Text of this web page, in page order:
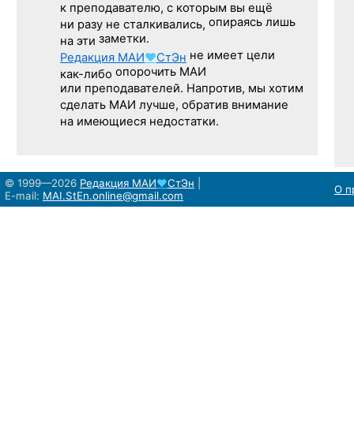
к преподавателю, с которым вы ещё
ни разу не сталкивались, опираясь лишь
на эти заметки.
Редакция МАИ♥СтЭн не имеет цели
как-либо опорочить МАИ
или преподавателей. Напротив, мы хотим
сделать МАИ лучше, обратив внимание
на имеющиеся недостатки.
© 1999—2026 Редакция МАИ♥СтЭн
E-mail: MAI.StEn.online@gmail.com О